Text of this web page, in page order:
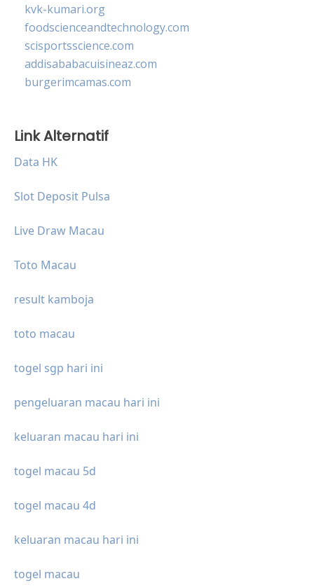
kvk-kumari.org
foodscienceandtechnology.com
scisportsscience.com
addisababacuisineaz.com
burgerimcamas.com
Link Alternatif
Data HK
Slot Deposit Pulsa
Live Draw Macau
Toto Macau
result kamboja
toto macau
togel sgp hari ini
pengeluaran macau hari ini
keluaran macau hari ini
togel macau 5d
togel macau 4d
keluaran macau hari ini
togel macau